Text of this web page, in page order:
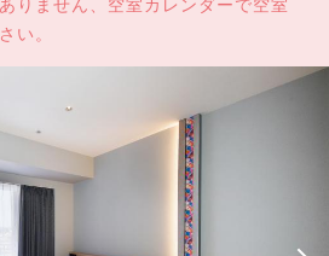
りません、空室カレンダーで空室
い。